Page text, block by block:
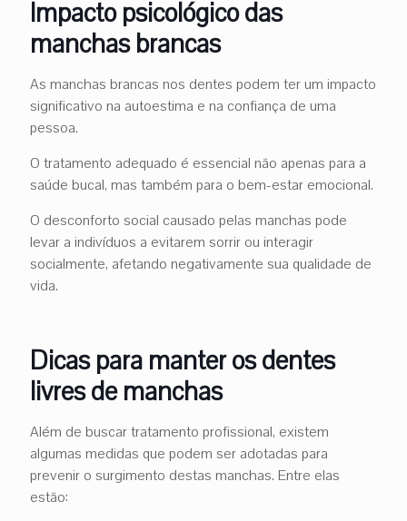
Impacto psicológico das
manchas brancas
As manchas brancas nos dentes podem ter um impacto
significativo na autoestima e na confiança de uma
pessoa.
O tratamento adequado é essencial não apenas para a
saúde bucal, mas também para o bem-estar emocional.
O desconforto social causado pelas manchas pode
levar a indivíduos a evitarem sorrir ou interagir
socialmente, afetando negativamente sua qualidade de
vida.
Dicas para manter os dentes
livres de manchas
Além de buscar tratamento profissional, existem
algumas medidas que podem ser adotadas para
prevenir o surgimento destas manchas. Entre elas
estão: